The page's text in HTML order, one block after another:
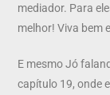
mediador. Para
melhor! Viva bem
E mesmo Jó
capítulo 19, onde